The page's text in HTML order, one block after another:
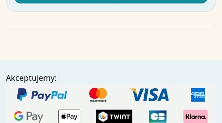
Akceptujemy: